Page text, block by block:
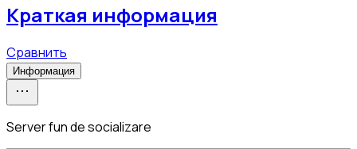
Краткая информация
Сравнить
Информация
Server fun de socializare